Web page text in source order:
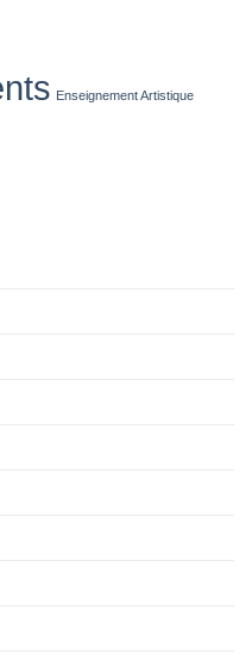
Enseignement Artistique